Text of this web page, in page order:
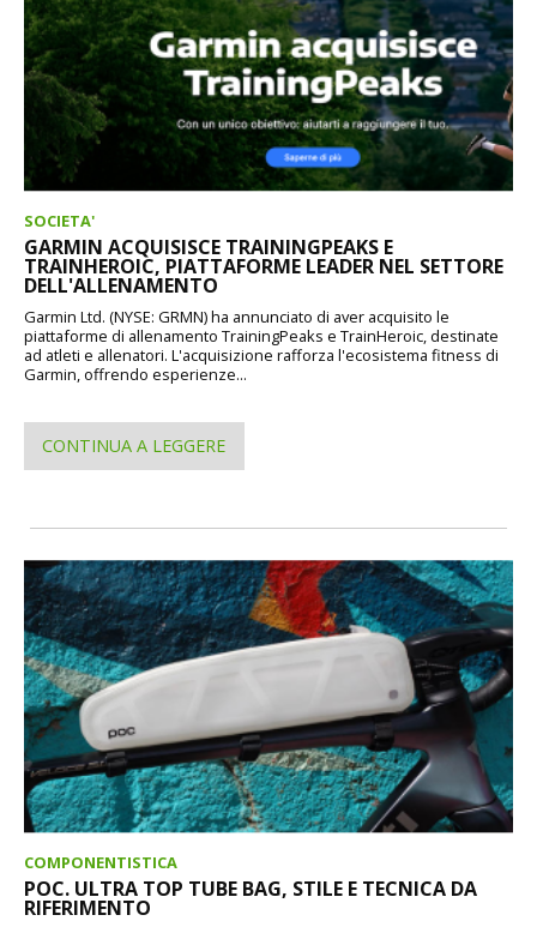
SOCIETA'
GARMIN ACQUISISCE TRAININGPEAKS E
TRAINHEROIC, PIATTAFORME LEADER NEL SETTORE
DELL'ALLENAMENTO
Garmin Ltd. (NYSE: GRMN) ha annunciato di aver acquisito le
piattaforme di allenamento TrainingPeaks e TrainHeroic, destinate
ad atleti e allenatori. L'acquisizione rafforza l'ecosistema fitness di
Garmin, offrendo esperienze...
CONTINUA A LEGGERE
COMPONENTISTICA
POC. ULTRA TOP TUBE BAG, STILE E TECNICA DA
RIFERIMENTO